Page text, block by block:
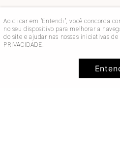
Ao clicar em "Entendi", você concorda
no seu dispositivo para melhorar a
do site e ajudar nas nossas iniciativas
PRIVACIDADE.